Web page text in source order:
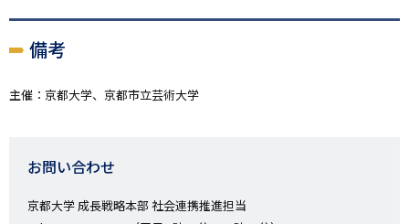
備考
主催：京都大学、京都市立芸術大学
お問い合わせ
京都大学 成長戦略本部 社会連携推進担当